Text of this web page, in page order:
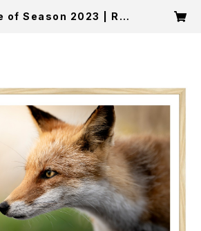
of Season 2023 | Ryo